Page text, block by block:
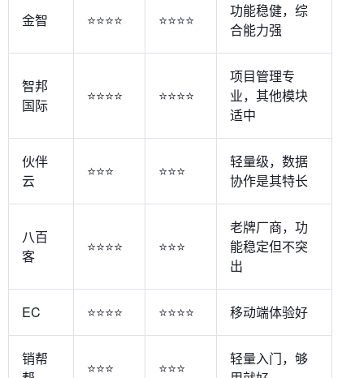
金智 ⭐⭐⭐⭐ ⭐⭐⭐⭐
功能稳健，综
合能力强
智邦
国际
⭐⭐⭐⭐ ⭐⭐⭐⭐
项目管理专
业，其他模块
适中
伙伴
云
⭐⭐⭐ ⭐⭐⭐
轻量级，数据
协作是其特长
八百
客
⭐⭐⭐⭐ ⭐⭐⭐
老牌厂商，功
能稳定但不突
出
EC ⭐⭐⭐⭐ ⭐⭐⭐⭐ 移动端体验好
销帮
⭐⭐⭐ ⭐⭐⭐
轻量入门，够